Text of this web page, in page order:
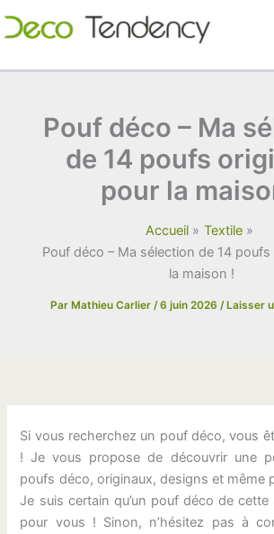
au
Pouf déco – Ma
de 14 poufs
pour la
Accueil
Textile
Pouf déco – Ma sélection de 14
la maison !
Par Mathieu Carlier /6 juin 2026 /Laisser
Si vous recherchez un pouf déco, vous
! Je vous propose de découvrir une
poufs déco, originaux, designs et même
Je suis certain qu’un pouf déco de
pour vous ! Sinon, n’hésitez pas à